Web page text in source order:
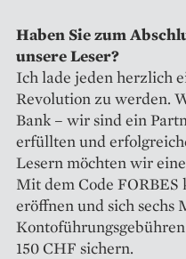
Haben Sie zum
unsere Leser?
Ich lade jeden herzlich
Revolution zu werden.
Bank – wir sind ein
erfüllten und
Lesern möchten wir
Mit dem Code
eröffnen und sich sechs
150 CHF sichern.